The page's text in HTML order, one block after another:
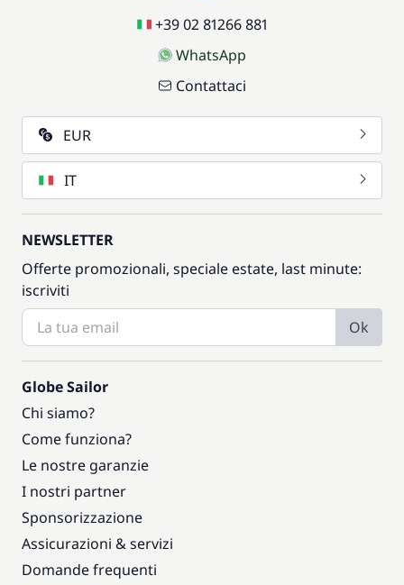
+39 02 81266 881
WhatsApp
Contattaci
EUR
IT
NEWSLETTER
Offerte promozionali, speciale estate, last minute:
iscriviti
Ok
Globe Sailor
Chi siamo?
Come funziona?
Le nostre garanzie
I nostri partner
Sponsorizzazione
Assicurazioni & servizi
Domande frequenti